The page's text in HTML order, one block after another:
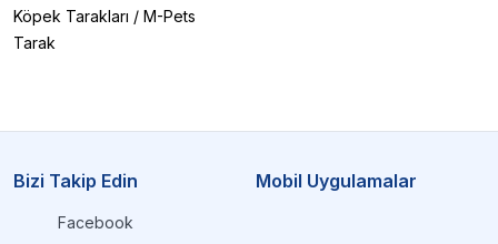
Köpek Tarakları / M-Pets
Tarak
Bizi Takip Edin
Facebook
Mobil Uygulamalar